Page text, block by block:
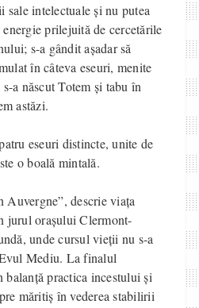
sale intelectuale și nu putea
prilejuită de cercetările
s-a gândit așadar să
în câteva eseuri, menite
a născut Totem și tabu în
astăzi.
eseuri distincte, unite de
o boală mintală.
Auvergne”, descrie viața
jurul orașului Clermont-
unde cursul vieții nu s-a
Mediu. La finalul
practica incestului și
măritiș în vederea stabilirii